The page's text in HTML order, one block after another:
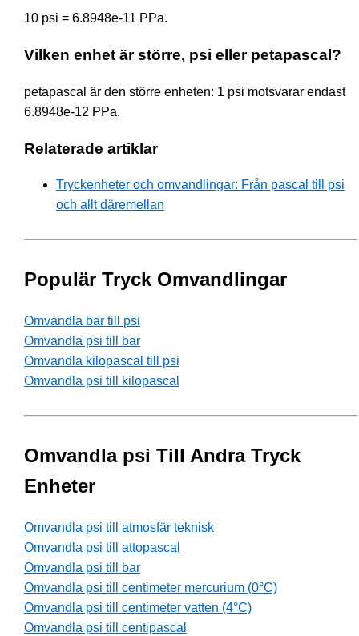
10 psi = 6.8948e-11 PPa.
Vilken enhet är större, psi eller petapascal?
petapascal är den större enheten: 1 psi motsvarar endast
6.8948e-12 PPa.
Relaterade artiklar
Tryckenheter och omvandlingar: Från pascal till psi
och allt däremellan
Populär Tryck Omvandlingar
Omvandla bar till psi
Omvandla psi till bar
Omvandla kilopascal till psi
Omvandla psi till kilopascal
Omvandla psi Till Andra Tryck
Enheter
Omvandla psi till atmosfär teknisk
Omvandla psi till attopascal
Omvandla psi till bar
Omvandla psi till centimeter mercurium (0°C)
Omvandla psi till centimeter vatten (4°C)
Omvandla psi till centipascal